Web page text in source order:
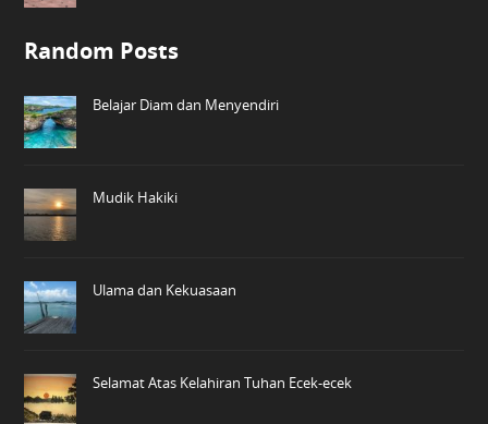
Random Posts
Belajar Diam dan Menyendiri
Mudik Hakiki
Ulama dan Kekuasaan
Selamat Atas Kelahiran Tuhan Ecek-ecek